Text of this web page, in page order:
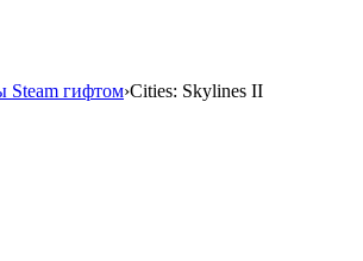
Steam гифтом›Cities: Skylines II